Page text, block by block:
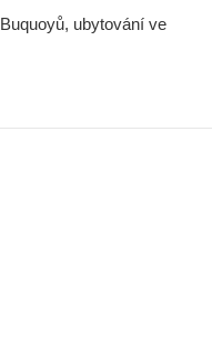
ubytování ve